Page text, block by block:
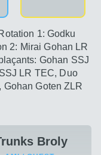
1: Godku
2: Mirai Gohan LR
Gohan SSJ
LR TEC, Duo
Gohan Goten ZLR
Broly